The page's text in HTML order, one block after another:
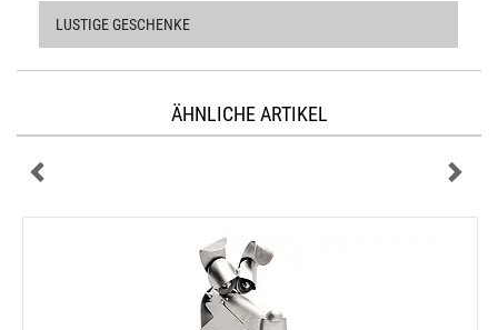
LUSTIGE GESCHENKE
ÄHNLICHE ARTIKEL